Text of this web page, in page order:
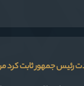
رئیس جمهور ثابت کرد